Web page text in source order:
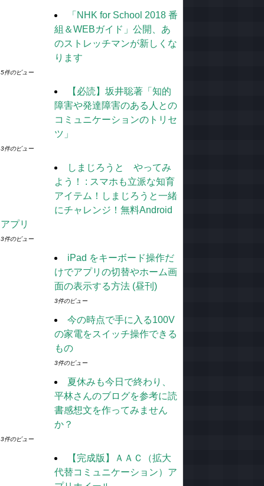
「NHK for School 2018 番
組＆WEBガイド」公開、あ
のストレッチマンが新しくな
ります
5件のビュー
【必読】坂井聡著「知的
障害や発達障害のある人との
コミュニケーションのトリセ
ツ」
3件のビュー
しまじろうと やってみ
よう！ : スマホも立派な知育
アイテム！しまじろうと一緒
にチャレンジ！無料Android
アプリ
3件のビュー
iPad をキーボード操作だ
けでアプリの切替やホーム画
面の表示する方法 (昼刊)
3件のビュー
今の時点で手に入る100V
の家電をスイッチ操作できる
もの
3件のビュー
夏休みも今日で終わり、
平林さんのブログを参考に読
書感想文を作ってみません
か？
3件のビュー
【完成版】ＡＡＣ（拡大
代替コミュニケーション）ア